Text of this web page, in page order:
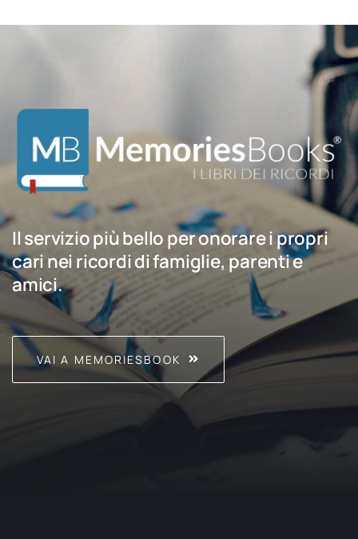
Il servizio più bello per onorare i propri
cari nei ricordi di famiglie, parenti e
amici.
VAI A MEMORIESBOOK